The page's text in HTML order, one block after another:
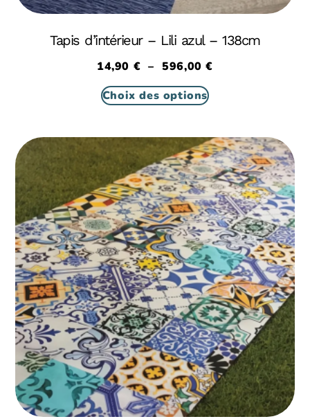
Tapis d’intérieur – Lili azul – 138cm
14,90 € – 596,00€
Choix des options